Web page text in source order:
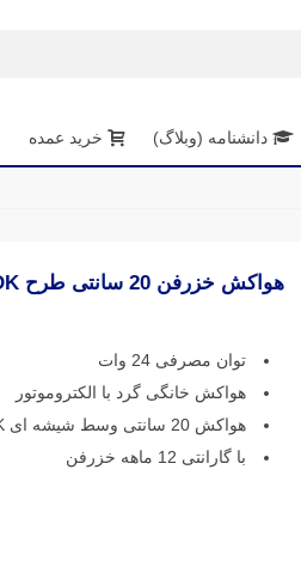
دانشنامه (وبلاگ) خرید عمده
هواکش خزرفن 20 سانتی طرح EF-20R2-KDK
توان مصرفی 24 وات
هواکش خانگی گرد با الکتروموتور
هواکش 20 سانتی وسط شیشه ای KDK
با گارانتی 12 ماهه خزرفن